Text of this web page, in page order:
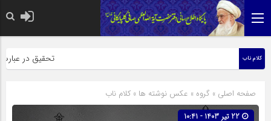
کلام ناب تحقیق در عبارت
صفحه اصلی » گروه » عکس نوشته ها » کلام ناب